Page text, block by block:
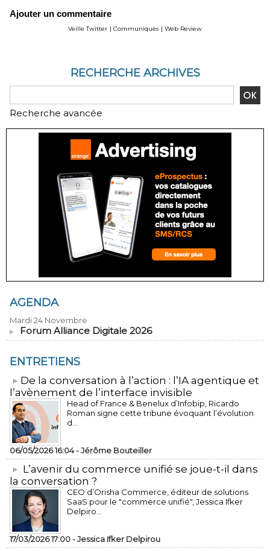
stockage accrue lors
des déploiements sur
Ajouter un commentaire
Veille Twitter | Communiqués | Web Review
RECHERCHE ARCHIVES
Recherche avancée
AGENDA
Mardi 24 Novembre
Forum Alliance Digitale 2026
ENTRETIENS
​De la conversation à l’action : l’IA agentique et
l’avènement de l’interface invisible
Head of France & Benelux d’Infobip, Ricardo
Roman signe cette tribune évoquant l’évolution
d...
06/05/2026 16:04 -Jérôme Bouteiller
L’avenir du commerce unifié se joue-t-il dans
la conversation ?
CEO d’Orisha Commerce, éditeur de solutions
SaaS pour le "commerce unifié", Jessica Ifker
Delpiro...
17/03/2026 17:00 -Jessica Ifker Delpirou